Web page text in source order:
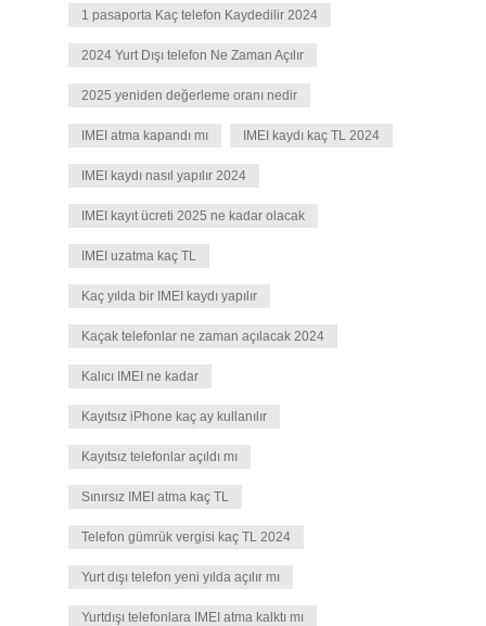
1 pasaporta Kaç telefon Kaydedilir 2024
2024 Yurt Dışı telefon Ne Zaman Açılır
2025 yeniden değerleme oranı nedir
IMEI atma kapandı mı IMEI kaydı kaç TL 2024
IMEI kaydı nasıl yapılır 2024
IMEI kayıt ücreti 2025 ne kadar olacak
IMEI uzatma kaç TL
Kaç yılda bir IMEI kaydı yapılır
Kaçak telefonlar ne zaman açılacak 2024
Kalıcı IMEI ne kadar
Kayıtsız iPhone kaç ay kullanılır
Kayıtsız telefonlar açıldı mı
Sınırsız IMEI atma kaç TL
Telefon gümrük vergisi kaç TL 2024
Yurt dışı telefon yeni yılda açılır mı
Yurtdışı telefonlara IMEI atma kalktı mı